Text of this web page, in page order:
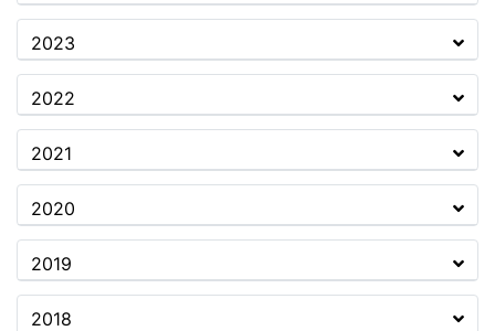
2023
2022
2021
2020
2019
2018